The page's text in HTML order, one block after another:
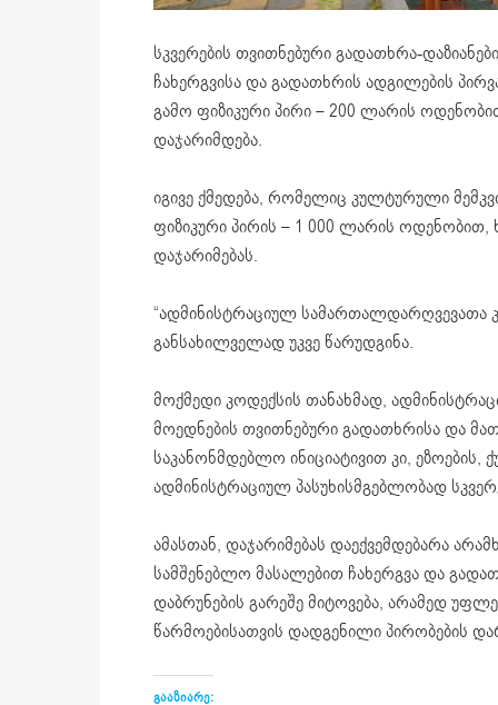
სკვერების თვითნებური გადათხრა-
ჩახერგვისა და გადათხრის ადგილების
გამო ფიზიკური პირი – 200 ლარის
დაჯარიმდება.
იგივე ქმედება, რომელიც კულტურული
ფიზიკური პირის – 1 000 ლარის
დაჯარიმებას.
“ადმინისტრაციულ სამართალდარღვევათა
განსახილველად უკვე წარუდგინა.
მოქმედი კოდექსის თანახმად,
მოედნების თვითნებური გადათხრისა და
საკანონმდებლო ინიციატივით კი, ეზოების,
ადმინისტრაციულ პასუხისმგებლობად
ამასთან, დაჯარიმებას დაექვემდებარა
სამშენებლო მასალებით ჩახერგვა და
დაბრუნების გარეშე მიტოვება, არამედ
წარმოებისათვის დადგენილი პირობების
გააზიარე: